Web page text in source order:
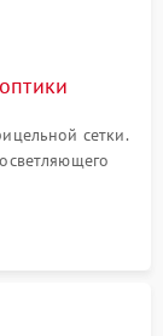
сетки.
стекол